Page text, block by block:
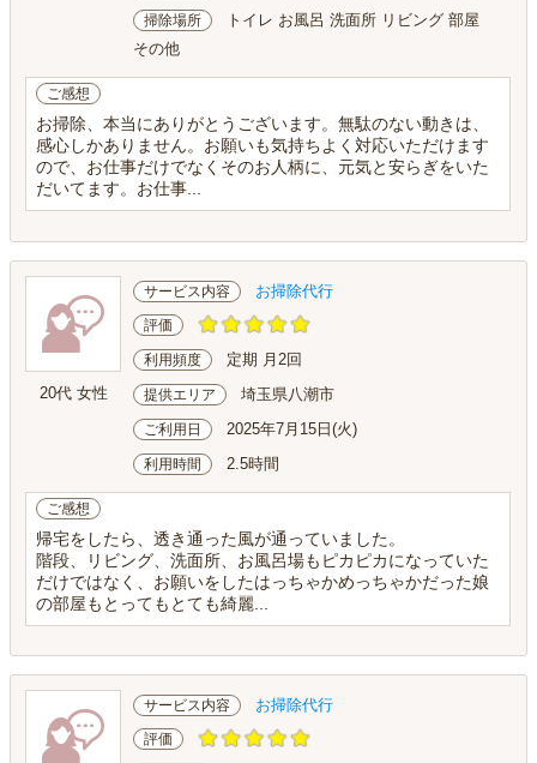
掃除場所
トイレ お風呂 洗面所 リビング 部屋
その他
ご感想
お掃除、本当にありがとうございます。無駄のない動きは、
感心しかありません。お願いも気持ちよく対応いただけます
ので、お仕事だけでなくそのお人柄に、元気と安らぎをいた
だいてます。お仕事...
20代 女性
サービス内容 お掃除代行
評価
利用頻度 定期 月2回
提供エリア 埼玉県八潮市
ご利用日 2025年7月15日(火)
利用時間 2.5時間
ご感想
帰宅をしたら、透き通った風が通っていました。
階段、リビング、洗面所、お風呂場もピカピカになっていた
だけではなく、お願いをしたはっちゃかめっちゃかだった娘
の部屋もとってもとても綺麗...
サービス内容 お掃除代行
評価